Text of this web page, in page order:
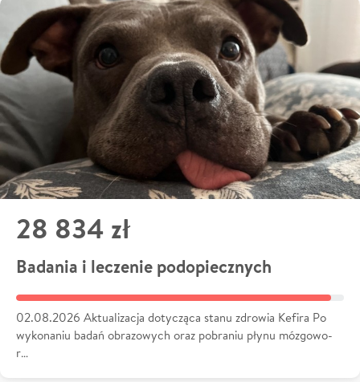
28 834 zł
Badania i leczenie podopiecznych
02.08.2026 Aktualizacja dotycząca stanu zdrowia Kefira Po
wykonaniu badań obrazowych oraz pobraniu płynu mózgowo-
r…